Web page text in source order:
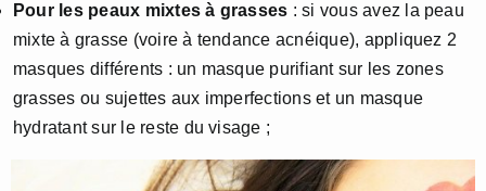
Pour les peaux mixtes à grasses : si vous avez la peau
mixte à grasse (voire à tendance acnéique), appliquez 2
masques différents : un masque purifiant sur les zones
grasses ou sujettes aux imperfections et un masque
hydratant sur le reste du visage ;